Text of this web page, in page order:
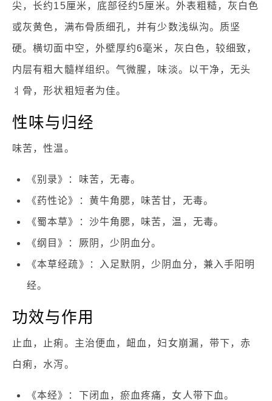
尖，长约15厘米，底部径约5厘米。外表粗糙，灰白色
或灰黄色，满布骨质细孔，并有少数浅纵沟。质坚
硬。横切面中空，外壁厚约6毫米，灰白色，较细致，
内层有粗大髓样组织。气微腥，味淡。以干净，无头
丬骨，形状粗短者为佳。
性味与归经
味苦，性温。
《别录》：味苦，无毒。
《药性论》：黄牛角腮，味苦甘，无毒。
《蜀本草》：沙牛角腮，味苦，温，无毒。
《纲目》：厥阴，少阴血分。
《本草经疏》：入足默阴，少阴血分，兼入手阳明
经。
功效与作用
止血，止痢。主治便血，衄血，妇女崩漏，带下，赤
白痢，水泻。
《本经》：下闭血，瘀血疼痛，女人带下血。